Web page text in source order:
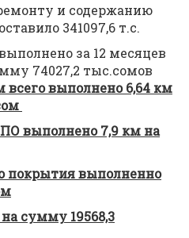
и содержанию
341097,6 т.с.
за 12 месяцев
74027,2 тыс.сомов
выполнено 6,64 км
7,9 км на
покрытия выполненно
сумму 19568,3